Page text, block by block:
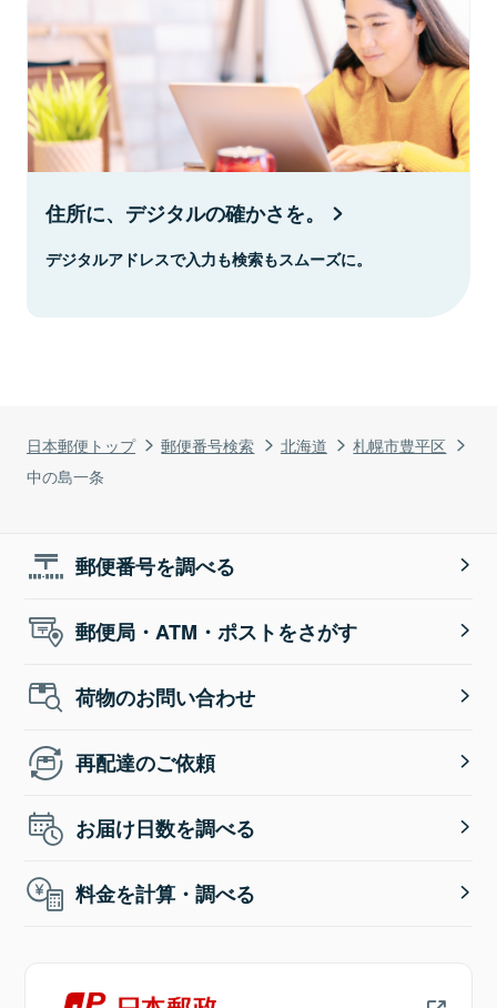
日本郵便トップ 郵便番号検索 北海道
札幌市豊平区
中の島一条
住所に、デジタルの確かさを。
デジタルアドレスで入力も検索もスムーズに。
郵便番号を調べる
郵便局・ATM・ポストをさがす
荷物のお問い合わせ
再配達のご依頼
お届け日数を調べる
料金を計算・調べる